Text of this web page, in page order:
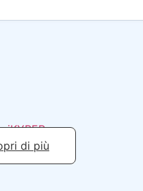
iKYBER
di più